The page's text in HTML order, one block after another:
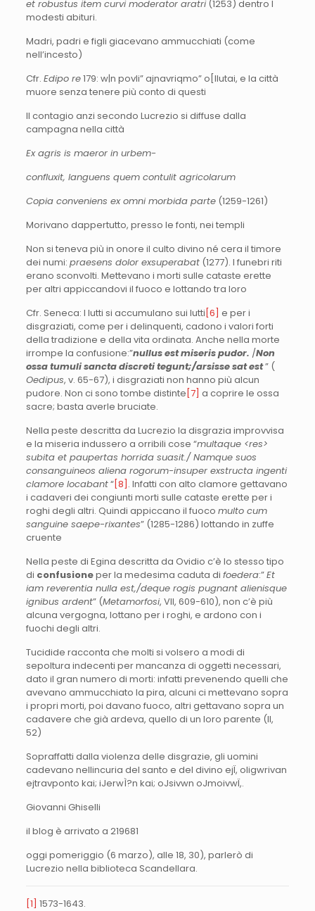
et robustus item curvi moderator aratri(1253) dentro I
modesti abituri.
Madri, padri e figli giacevano ammucchiati (come
nell’incesto)
Cfr. Edipo re179: w|n povli” ajnavriqmo” o[llutai, e la città
muore senza tenere più conto di questi
Il contagio anzi secondo Lucrezio si diffuse dalla
campagna nella città
Ex agris is maeror in urbem-
confluxit, languens quem contulit agricolarum
Copia conveniens ex omni morbida parte(1259-1261)
Morivano dappertutto, presso le fonti, nei templi
Non si teneva più in onore il culto divino né cera il timore
dei numi: praesens dolor exsuperabat(1277). I funebri riti
erano sconvolti. Mettevano i morti sulle cataste erette
per altri appiccandovi il fuoco e lottando tra loro
Cfr. Seneca: I lutti si accumulano sui lutti [6] e per i
disgraziati, come per i delinquenti, cadono i valori forti
della tradizione e della vita ordinata. Anche nella morte
irrompe la confusione:”nullus est miseris pudor. /Non
ossa tumuli sancta discreti tegunt;/arsisse sat est” (
Oedipus, v. 65-67), i disgraziati non hanno più alcun
pudore. Non ci sono tombe distinte [7] a coprire le ossa
sacre; basta averle bruciate.
Nella peste descritta da Lucrezio la disgrazia improvvisa
e la miseria indussero a orribili cose “multaque <res>
subita et paupertas horrida suasit./ Namque suos
consanguineos aliena rogorum-insuper exstructa ingenti
clamore locabant“[8] . Infatti con alto clamore gettavano
i cadaveri dei congiunti morti sulle cataste erette per i
roghi degli altri. Quindi appiccano il fuoco multo cum
sanguine saepe-rixantes” (1285-1286) lottando in zuffe
cruente
Nella peste di Egina descritta da Ovidio c’è lo stesso tipo
di confusioneper la medesima caduta di foedera:”Et
iam reverentia nulla est,/deque rogis pugnant alienisque
ignibus ardent” (Metamorfosi, VII, 609-610), non c’è più
alcuna vergogna, lottano per i roghi, e ardono con i
fuochi degli altri.
Tucidide racconta che molti si volsero a modi di
sepoltura indecenti per mancanza di oggetti necessari,
dato il gran numero di morti: infatti prevenendo quelli che
avevano ammucchiato la pira, alcuni ci mettevano sopra
i propri morti, poi davano fuoco, altri gettavano sopra un
cadavere che già ardeva, quello di un loro parente (II,
52)
Sopraffatti dalla violenza delle disgrazie, gli uomini
cadevano nellincuria del santo e del divino ejÏ, oligwrivan
ejtravponto kai; iJerwÌ?n kai; oJsivwn oJmoivwÏ,.
Giovanni Ghiselli
il blog è arrivato a 219681
oggi pomeriggio (6 marzo), alle 18, 30), parlerò di
Lucrezio nella biblioteca Scandellara.
[1] 1573-1643.